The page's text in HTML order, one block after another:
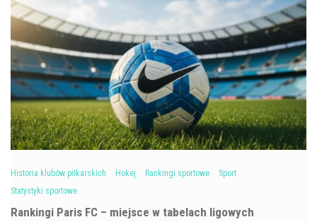
Historia klubów piłkarskich Hokej Rankingi sportowe
Sport
Statystyki sportowe
Rankingi Paris FC – miejsce w tabelach ligowych